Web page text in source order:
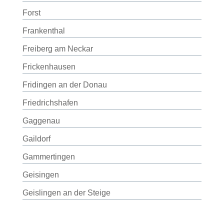
Forst
Frankenthal
Freiberg am Neckar
Frickenhausen
Fridingen an der Donau
Friedrichshafen
Gaggenau
Gaildorf
Gammertingen
Geisingen
Geislingen an der Steige